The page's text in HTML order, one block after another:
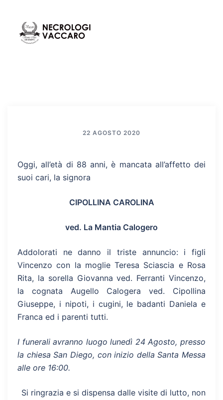
contenuto
22 AGOSTO 2020
Oggi, all’età di 88 anni, è mancata all’affetto dei
suoi cari, la signora
CIPOLLINA CAROLINA
ved. La Mantia Calogero
Addolorati ne danno il triste annuncio: i figli
Vincenzo con la moglie Teresa Sciascia e Rosa
Rita, la sorella Giovanna ved. Ferranti Vincenzo,
la cognata Augello Calogera ved. Cipollina
Giuseppe, i nipoti, i cugini, le badanti Daniela e
Franca ed i parenti tutti.
I funerali avranno luogo lunedì 24 Agosto, presso
la chiesa San Diego, con inizio della Santa Messa
alle ore 16:00.
Si ringrazia e si dispensa dalle visite di lutto, non